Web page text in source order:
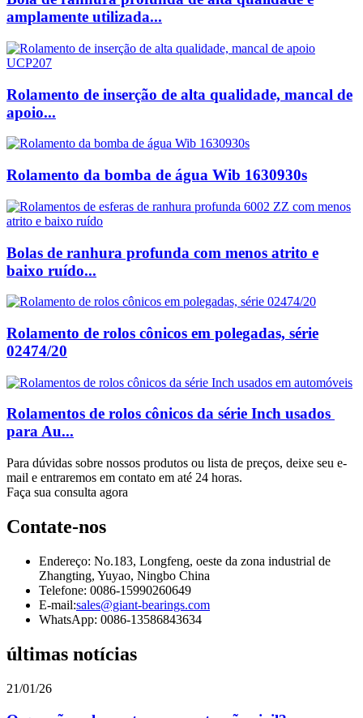
amplamente utilizada...
Rolamento de inserção de alta qualidade, mancal de
apoio...
Rolamento da bomba de água Wib 1630930s
Bolas de ranhura profunda com menos atrito e
baixo ruído...
Rolamento de rolos cônicos em polegadas, série
02474/20
Rolamentos de rolos cônicos da série Inch usados ​​
para Au...
Para dúvidas sobre nossos produtos ou lista de preços, deixe seu e-
mail e entraremos em contato em até 24 horas.
Faça sua consulta agora
Contate-nos
Endereço: No.183, Longfeng, oeste da zona industrial de
Zhangting, Yuyao, Ningbo China
Telefone: 0086-15990260649
E-mail:sales@giant-bearings.com
WhatsApp: 0086-13586843634
últimas notícias
21/01/26